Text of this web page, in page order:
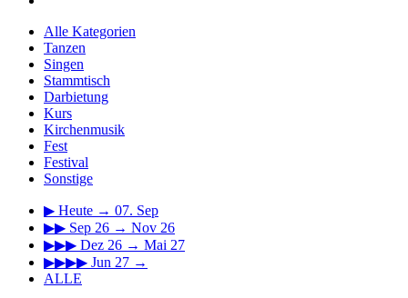
Alle Kategorien
Tanzen
Singen
Stammtisch
Darbietung
Kurs
Kirchenmusik
Fest
Festival
Sonstige
▶ Heute → 07. Sep
▶▶ Sep 26 → Nov 26
▶▶▶ Dez 26 → Mai 27
▶▶▶▶ Jun 27 →
ALLE